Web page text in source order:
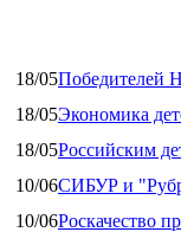
18/05Победителей
18/05Экономика
18/05Российским
10/06СИБУР и
10/06Роскачество